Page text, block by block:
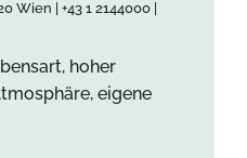
Wien | +43 1 2144000 |
hoher
eigene